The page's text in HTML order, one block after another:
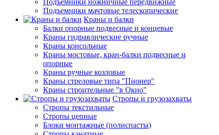
Подъемники ножничные передвижные
Подъемники мачтовые телескопические
Краны и балки
Балки опорные подвесные и концевые
Краны гидравлические ручные
Краны консольные
Краны мостовые, кран-балки подвесные и
опорные
Краны ручные козловые
Краны стреловые типа "Пионер"
Краны строительные "в Окно"
Стропы и грузозахваты
Стропы текстильные
Стропы цепные
Блоки монтажные (полиспасты)